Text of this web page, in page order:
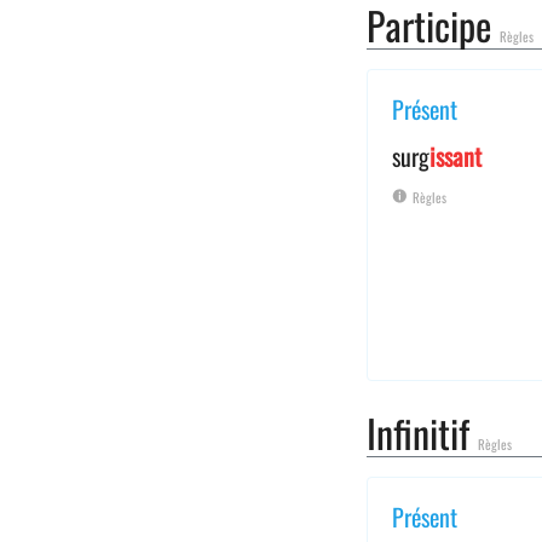
Participe Règles
Présent
surgissant
Règles
Infinitif Règles
Présent